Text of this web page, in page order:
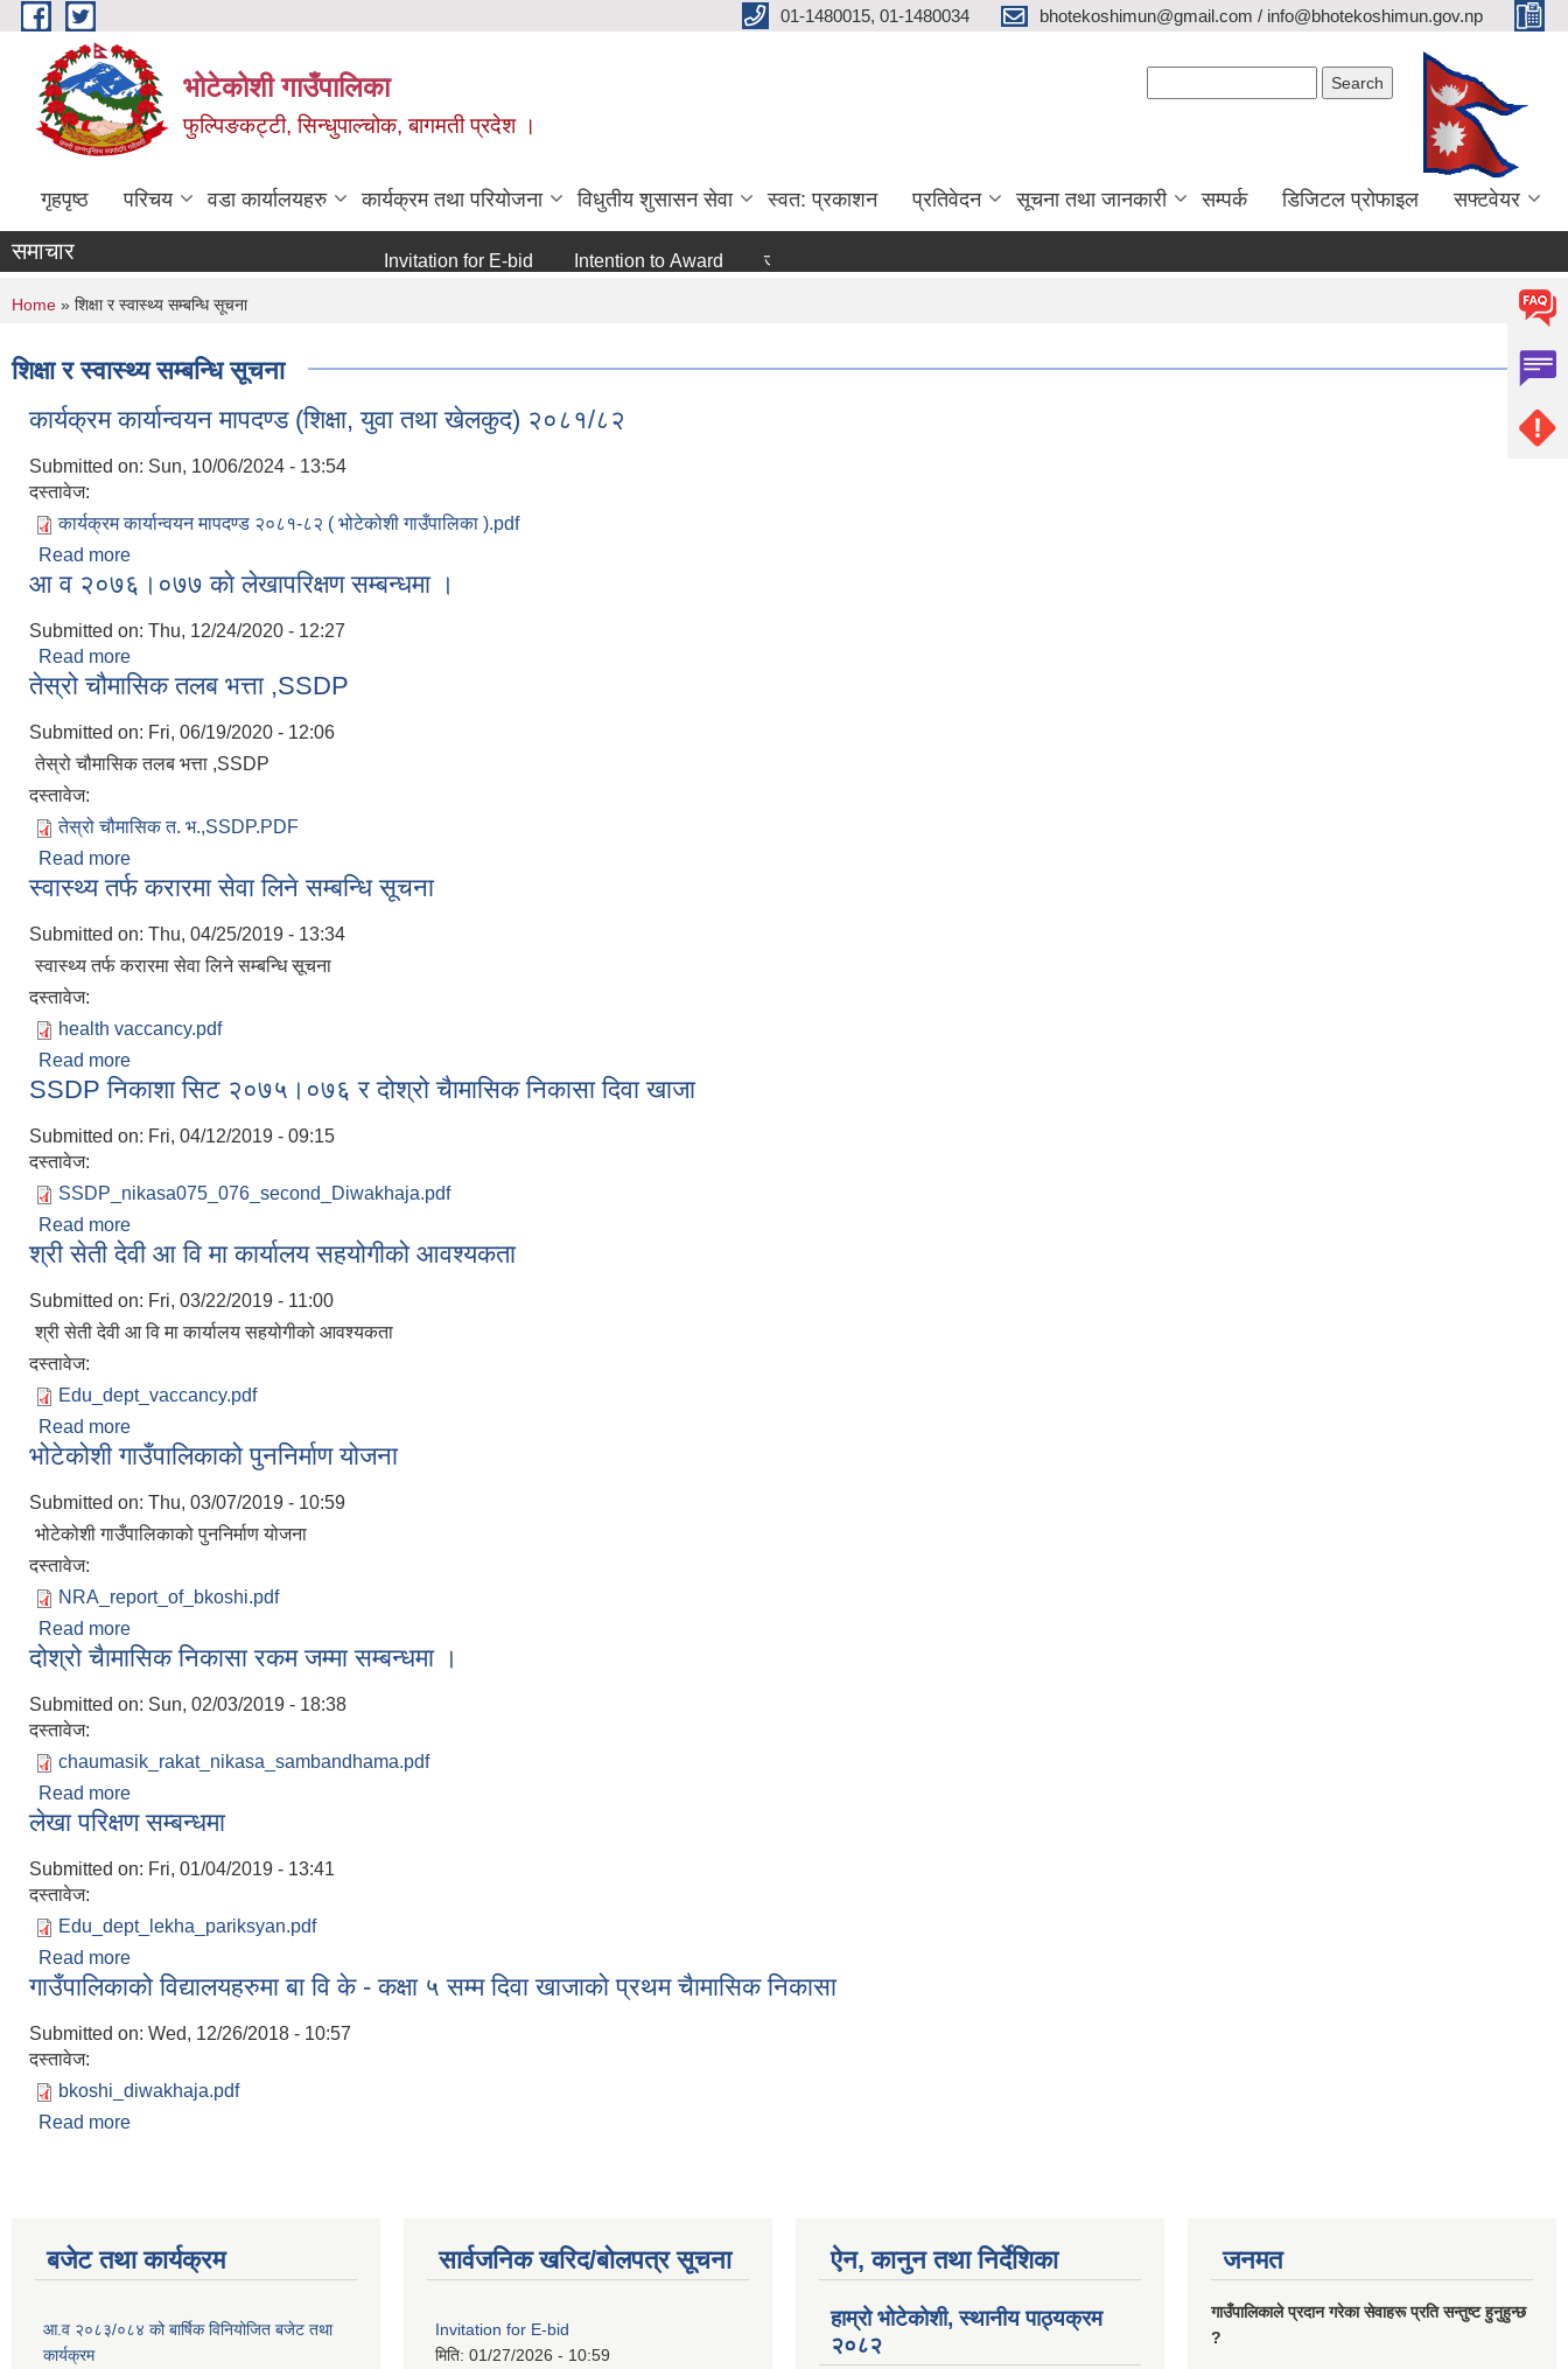
Skip to main content 01-1480015, 01-1480034 bhotekoshimun@gmail.com / info@bhotekoshimun.gov.np
भोटेकोशी गाउँपालिका
फुल्पिङकट्टी, सिन्धुपाल्चोक, बागमती प्रदेश ।
गृहपृष्ठ परिचय वडा कार्यालयहरु कार्यक्रम तथा परियोजना विधुतीय शुसासन सेवा स्वत: प्रकाशन प्रतिवेदन सूचना तथा जानकारी सम्पर्क डिजिटल प्रोफाइल सफ्टवेयर
समाचार Invitation for E-bid Intention to Award जो जस संग सम्बन्धित छ ।
You are here
Home » शिक्षा र स्वास्थ्य सम्बन्धि सूचना
शिक्षा र स्वास्थ्य सम्बन्धि सूचना
कार्यक्रम कार्यान्वयन मापदण्ड (शिक्षा, युवा तथा खेलकुद) २०८१/८२
Submitted on: Sun, 10/06/2024 - 13:54
दस्तावेज:
कार्यक्रम कार्यान्वयन मापदण्ड २०८१-८२ ( भोटेकोशी गाउँपालिका ).pdf
Read more
आ व २०७६।०७७ काे लेखापरिक्षण सम्बन्धमा ।
Submitted on: Thu, 12/24/2020 - 12:27
Read more
तेस्रो चौमासिक तलब भत्ता ,SSDP
Submitted on: Fri, 06/19/2020 - 12:06
तेस्रो चौमासिक तलब भत्ता ,SSDP
दस्तावेज:
तेस्रो चौमासिक त. भ.,SSDP.PDF
Read more
स्वास्थ्य तर्फ करारमा सेवा लिने सम्बन्धि सूचना
Submitted on: Thu, 04/25/2019 - 13:34
स्वास्थ्य तर्फ करारमा सेवा लिने सम्बन्धि सूचना
दस्तावेज:
health vaccancy.pdf
Read more
SSDP निकाशा सिट २०७५।०७६ र दोश्रो चैामासिक निकासा दिवा खाजा
Submitted on: Fri, 04/12/2019 - 09:15
दस्तावेज:
SSDP_nikasa075_076_second_Diwakhaja.pdf
Read more
श्री सेती देवी आ वि मा कार्यालय सहयोगीको आवश्यकता
Submitted on: Fri, 03/22/2019 - 11:00
श्री सेती देवी आ वि मा कार्यालय सहयोगीको आवश्यकता
दस्तावेज:
Edu_dept_vaccancy.pdf
Read more
भोटेकोशी गाउँपालिकाको पुननिर्माण योजना
Submitted on: Thu, 03/07/2019 - 10:59
भोटेकोशी गाउँपालिकाको पुननिर्माण योजना
दस्तावेज:
NRA_report_of_bkoshi.pdf
Read more
दोश्रो चैामासिक निकासा रकम जम्मा सम्बन्धमा ।
Submitted on: Sun, 02/03/2019 - 18:38
दस्तावेज:
chaumasik_rakat_nikasa_sambandhama.pdf
Read more
लेखा परिक्षण सम्बन्धमा
Submitted on: Fri, 01/04/2019 - 13:41
दस्तावेज:
Edu_dept_lekha_pariksyan.pdf
Read more
गाउँपालिकाको विद्यालयहरुमा बा वि के - कक्षा ५ सम्म दिवा खाजाको प्रथम चैामासिक निकासा
Submitted on: Wed, 12/26/2018 - 10:57
दस्तावेज:
bkoshi_diwakhaja.pdf
Read more
बजेट तथा कार्यक्रम
आ.व २०८३/०८४ को बार्षिक विनियोजित बजेट तथा
कार्यक्रम
सार्वजनिक खरिद/बोलपत्र सूचना
Invitation for E-bid
मिति: 01/27/2026 - 10:59
ऐन, कानुन तथा निर्देशिका
हाम्रो भोटेकोशी, स्थानीय पाठ्यक्रम
२०८२
जनमत
गाउँपालिकाले प्रदान गरेका सेवाहरू प्रति सन्तुष्ट हुनुहुन्छ
?